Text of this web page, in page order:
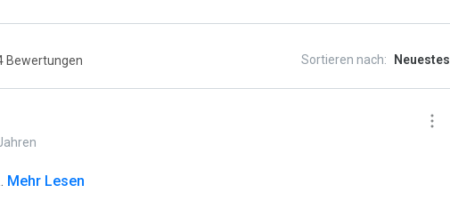
Bewertungen Sortieren nach: Neuestes
Mehr Lesen